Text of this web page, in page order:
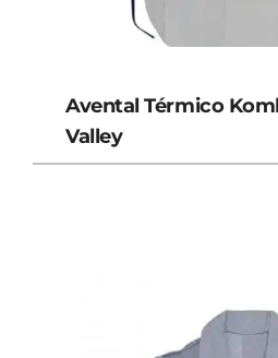
Avental Térmico
Valley